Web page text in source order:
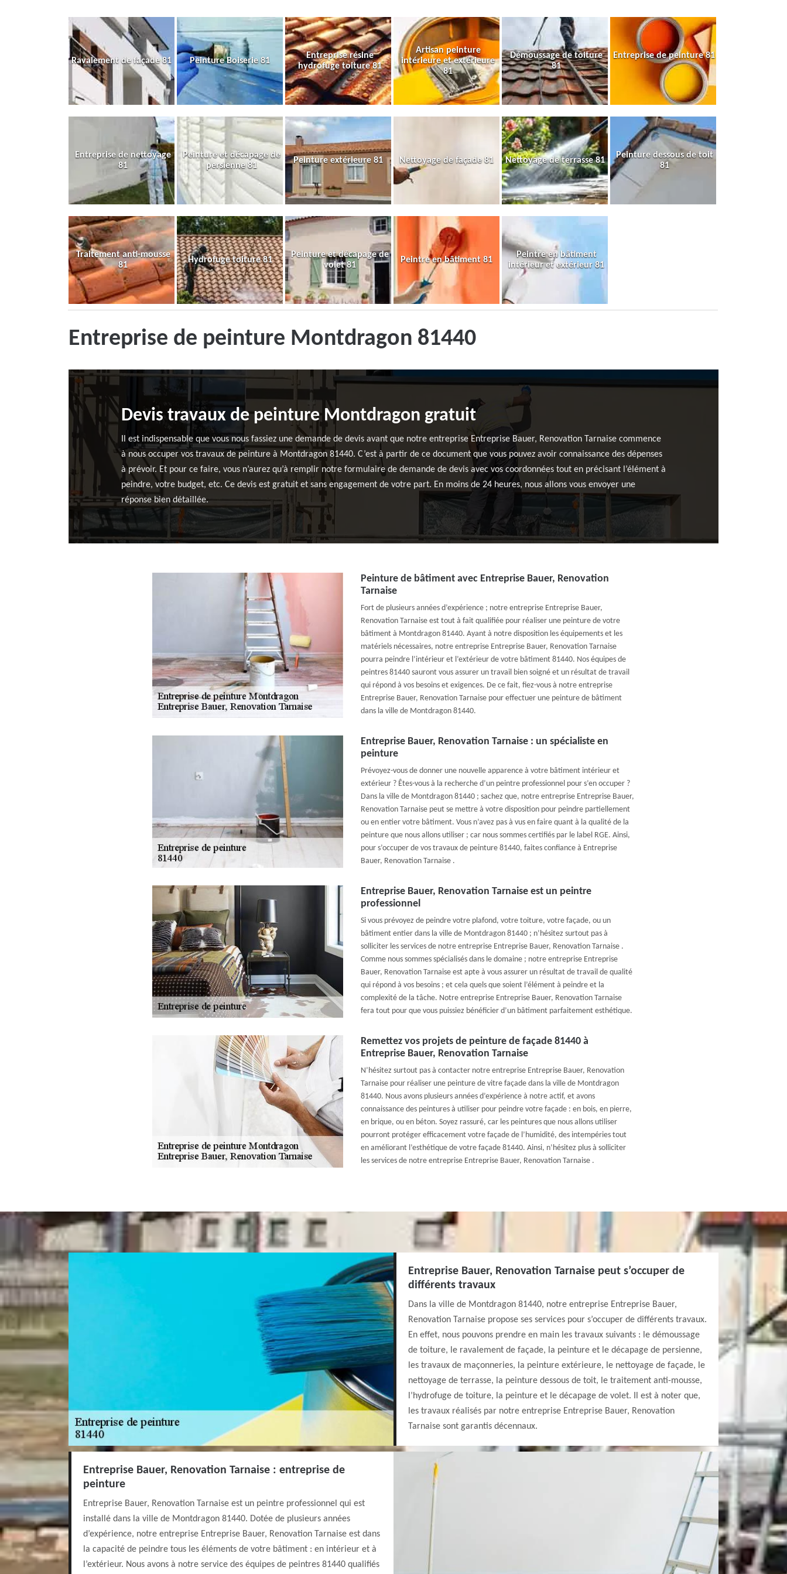
Ravalement de façade 81 Peinture Boiserie 81
Entreprise résine
hydrofuge toiture 81
Artisan peinture
intérieure et extérieure
81
Démoussage de toiture
81
Entreprise de peinture 81
Entreprise de nettoyage
81
Peinture et décapage de
persienne 81
Peinture extérieure 81 Nettoyage de façade 81 Nettoyage de terrasse 81
Peinture dessous de toit
81
Traitement anti-mousse
81
Hydrofuge toiture 81
Peinture et décapage de
volet 81
Peintre en bâtiment 81
Peintre en bâtiment
intérieur et extérieur 81
Entreprise de peinture Montdragon 81440
Devis travaux de peinture Montdragon gratuit
Il est indispensable que vous nous fassiez une demande de devis avant que notre entreprise Entreprise Bauer, Renovation Tarnaise commence
à nous occuper vos travaux de peinture à Montdragon 81440. C’est à partir de ce document que vous pouvez avoir connaissance des dépenses
à prévoir. Et pour ce faire, vous n’aurez qu’à remplir notre formulaire de demande de devis avec vos coordonnées tout en précisant l’élément à
peindre, votre budget, etc. Ce devis est gratuit et sans engagement de votre part. En moins de 24 heures, nous allons vous envoyer une
réponse bien détaillée.
Peinture de bâtiment avec Entreprise Bauer, Renovation
Tarnaise
Fort de plusieurs années d’expérience ; notre entreprise Entreprise Bauer,
Renovation Tarnaise est tout à fait qualifiée pour réaliser une peinture de votre
bâtiment à Montdragon 81440. Ayant à notre disposition les équipements et les
matériels nécessaires, notre entreprise Entreprise Bauer, Renovation Tarnaise
pourra peindre l’intérieur et l’extérieur de votre bâtiment 81440. Nos équipes de
peintres 81440 sauront vous assurer un travail bien soigné et un résultat de travail
qui répond à vos besoins et exigences. De ce fait, fiez-vous à notre entreprise
Entreprise Bauer, Renovation Tarnaise pour effectuer une peinture de bâtiment
dans la ville de Montdragon 81440.
Entreprise Bauer, Renovation Tarnaise : un spécialiste en
peinture
Prévoyez-vous de donner une nouvelle apparence à votre bâtiment intérieur et
extérieur ? Êtes-vous à la recherche d’un peintre professionnel pour s’en occuper ?
Dans la ville de Montdragon 81440 ; sachez que, notre entreprise Entreprise Bauer,
Renovation Tarnaise peut se mettre à votre disposition pour peindre partiellement
ou en entier votre bâtiment. Vous n’avez pas à vus en faire quant à la qualité de la
peinture que nous allons utiliser ; car nous sommes certifiés par le label RGE. Ainsi,
pour s’occuper de vos travaux de peinture 81440, faites confiance à Entreprise
Bauer, Renovation Tarnaise .
Entreprise Bauer, Renovation Tarnaise est un peintre
professionnel
Si vous prévoyez de peindre votre plafond, votre toiture, votre façade, ou un
bâtiment entier dans la ville de Montdragon 81440 ; n’hésitez surtout pas à
solliciter les services de notre entreprise Entreprise Bauer, Renovation Tarnaise .
Comme nous sommes spécialisés dans le domaine ; notre entreprise Entreprise
Bauer, Renovation Tarnaise est apte à vous assurer un résultat de travail de qualité
qui répond à vos besoins ; et cela quels que soient l’élément à peindre et la
complexité de la tâche. Notre entreprise Entreprise Bauer, Renovation Tarnaise
fera tout pour que vous puissiez bénéficier d’un bâtiment parfaitement esthétique.
Remettez vos projets de peinture de façade 81440 à
Entreprise Bauer, Renovation Tarnaise
N’hésitez surtout pas à contacter notre entreprise Entreprise Bauer, Renovation
Tarnaise pour réaliser une peinture de vitre façade dans la ville de Montdragon
81440. Nous avons plusieurs années d’expérience à notre actif, et avons
connaissance des peintures à utiliser pour peindre votre façade : en bois, en pierre,
en brique, ou en béton. Soyez rassuré, car les peintures que nous allons utiliser
pourront protéger efficacement votre façade de l’humidité, des intempéries tout
en améliorant l’esthétique de votre façade 81440. Ainsi, n’hésitez plus à solliciter
les services de notre entreprise Entreprise Bauer, Renovation Tarnaise .
Entreprise Bauer, Renovation Tarnaise peut s’occuper de
différents travaux
Dans la ville de Montdragon 81440, notre entreprise Entreprise Bauer,
Renovation Tarnaise propose ses services pour s’occuper de différents travaux.
En effet, nous pouvons prendre en main les travaux suivants : le démoussage
de toiture, le ravalement de façade, la peinture et le décapage de persienne,
les travaux de maçonneries, la peinture extérieure, le nettoyage de façade, le
nettoyage de terrasse, la peinture dessous de toit, le traitement anti-mousse,
l’hydrofuge de toiture, la peinture et le décapage de volet. Il est à noter que,
les travaux réalisés par notre entreprise Entreprise Bauer, Renovation
Tarnaise sont garantis décennaux.
Entreprise Bauer, Renovation Tarnaise : entreprise de
peinture
Entreprise Bauer, Renovation Tarnaise est un peintre professionnel qui est
installé dans la ville de Montdragon 81440. Dotée de plusieurs années
d’expérience, notre entreprise Entreprise Bauer, Renovation Tarnaise est dans
la capacité de peindre tous les éléments de votre bâtiment : en intérieur et à
l’extérieur. Nous avons à notre service des équipes de peintres 81440 qualifiés